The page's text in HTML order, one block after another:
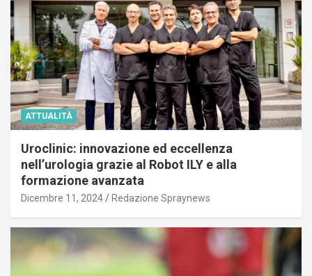
ATTUALITÀ
Uroclinic: innovazione ed eccellenza
nell’urologia grazie al Robot ILY e alla
formazione avanzata
Dicembre 11, 2024 Redazione Spraynews